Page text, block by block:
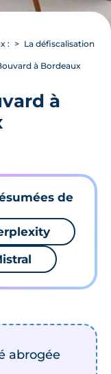
: La défiscalisation
à Bordeaux
à
de
abrogée